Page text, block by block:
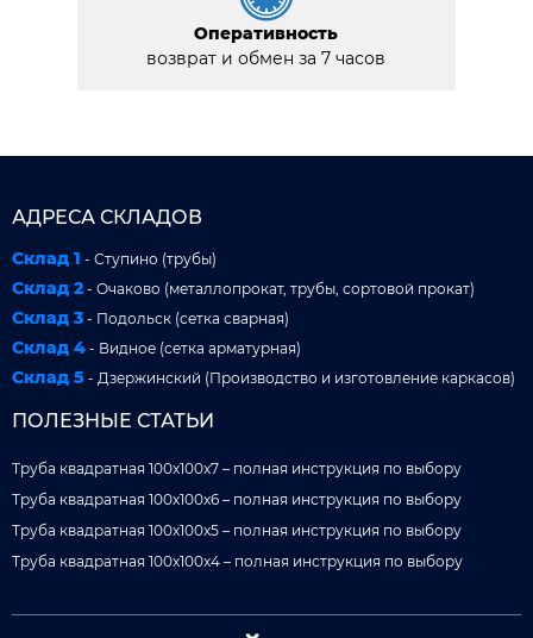
Оперативность
возврат и обмен за 7 часов
АДРЕСА СКЛАДОВ
Склад 1 - Ступино (трубы)
Склад 2 - Очаково (металлопрокат, трубы, сортовой прокат)
Склад 3 - Подольск (сетка сварная)
Склад 4 - Видное (сетка арматурная)
Склад 5 - Дзержинский (Производство и изготовление каркасов)
ПОЛЕЗНЫЕ СТАТЬИ
Труба квадратная 100x100x7 – полная инструкция по выбору
Труба квадратная 100x100x6 – полная инструкция по выбору
Труба квадратная 100x100x5 – полная инструкция по выбору
Труба квадратная 100x100x4 – полная инструкция по выбору